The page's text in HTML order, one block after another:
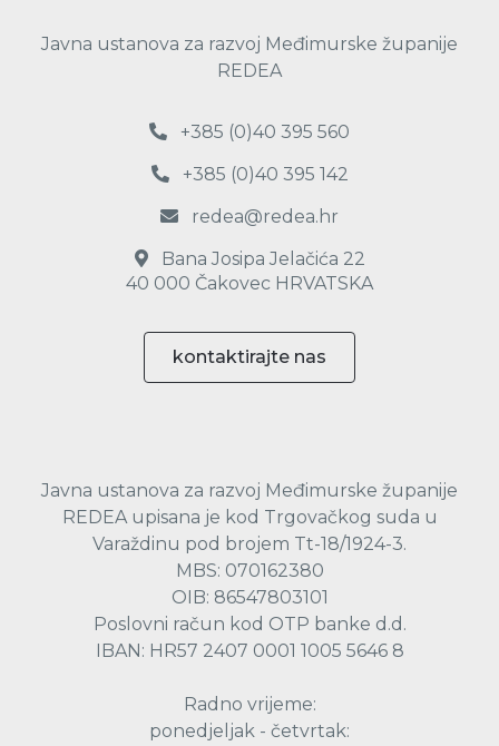
Javna ustanova za razvoj Međimurske županije
REDEA
+385 (0)40 395 560
+385 (0)40 395 142
redea@redea.hr
Bana Josipa Jelačića 22
40 000 Čakovec HRVATSKA
kontaktirajte nas
Javna ustanova za razvoj Međimurske županije
REDEA upisana je kod Trgovačkog suda u
Varaždinu pod brojem Tt-18/1924-3.
MBS: 070162380
OIB: 86547803101
Poslovni račun kod OTP banke d.d.
IBAN: HR57 2407 0001 1005 5646 8
Radno vrijeme:
ponedjeljak - četvrtak: